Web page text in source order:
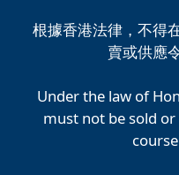
根據香港法律，不得
賣或供應
Under the law of
must not be sold